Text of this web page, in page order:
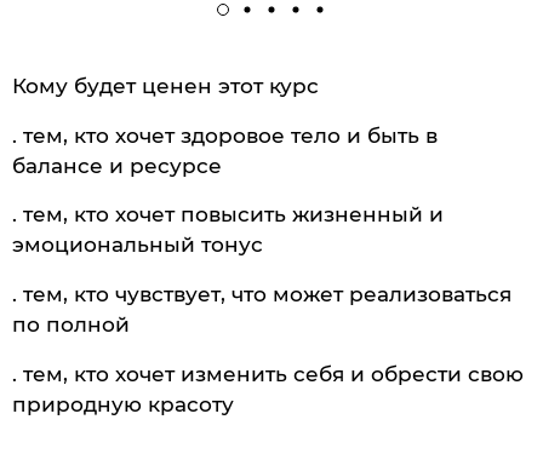
Кому будет ценен этот курс
. тем, кто хочет здоровое тело и быть в
балансе и ресурсе
. тем, кто хочет повысить жизненный и
эмоциональный тонус
. тем, кто чувствует, что может реализоваться
по полной
. тем, кто хочет изменить себя и обрести свою
природную красоту